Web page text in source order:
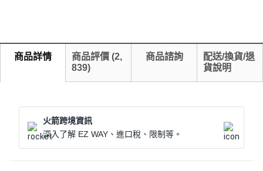
商品詳情 商品評價 (2,
839)
商品諮詢
配送/換貨/退
貨說明
火箭跨境資訊
深入了解 EZ WAY、進口稅、限制等。